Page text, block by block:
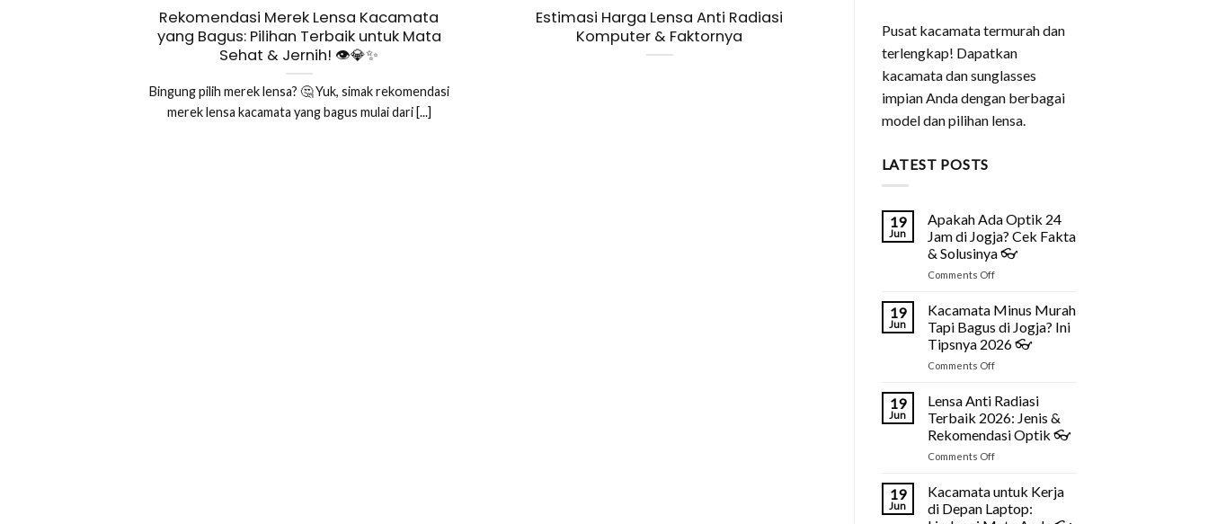
Rekomendasi Merek Lensa Kacamata
yang Bagus: Pilihan Terbaik untuk Mata
Sehat & Jernih! 👁️💎✨
Bingung pilih merek lensa? 🤔 Yuk, simak rekomendasi
merek lensa kacamata yang bagus mulai dari [...]
Estimasi Harga Lensa Anti Radiasi
Komputer & Faktornya
Pusat kacamata termurah dan
terlengkap! Dapatkan
kacamata dan sunglasses
impian Anda dengan berbagai
model dan pilihan lensa.
LATEST POSTS
19
Jun
Apakah Ada Optik 24
Jam di Jogja? Cek Fakta
& Solusinya 👓
Comments Offon
Ada
24
Jam
di
Cek
Fakta
&
Solusinya
👓
19
Jun
Kacamata Minus Murah
Tapi Bagus di Jogja? Ini
Tipsnya 2026 👓
Comments Offon
Minus
Tapi
Bagus
di
Tipsnya
2026
19
Jun
Lensa Anti Radiasi
Terbaik 2026: Jenis &
Rekomendasi Optik 👓
Comments Offon
Anti
Terbaik
19
Jun
Kacamata untuk Kerja
di Depan Laptop: